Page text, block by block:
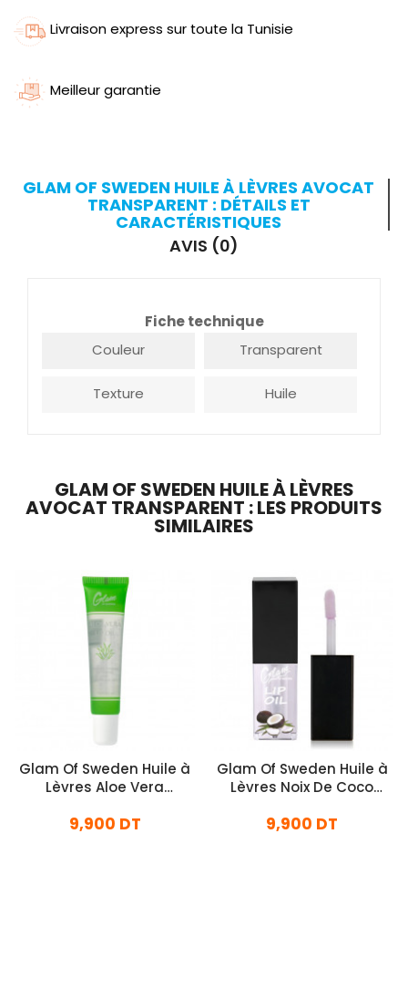
Livraison express sur toute la Tunisie
Meilleur garantie
GLAM OF SWEDEN HUILE À LÈVRES AVOCAT
TRANSPARENT : DÉTAILS ET
CARACTÉRISTIQUES
AVIS (0)
Fiche technique
Couleur
Transparent
Texture Huile
GLAM OF SWEDEN HUILE À LÈVRES
AVOCAT TRANSPARENT : LES PRODUITS
SIMILAIRES
Glam Of Sweden Huile à
Lèvres Aloe Vera
9,900 DT
Glam Of Sweden Huile à
Lèvres Noix De Coco
9,900 DT